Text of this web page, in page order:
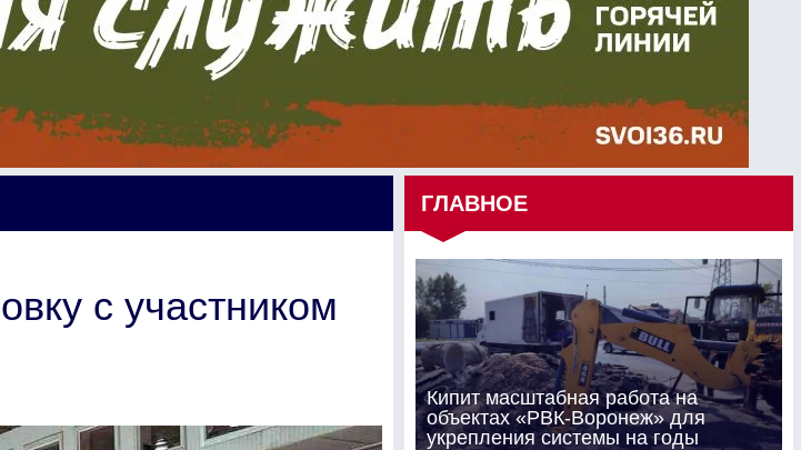
с участником
ГЛАВНОЕ
Кипит масштабная работа на
объектах «РВК-Воронеж» для
укрепления системы на годы